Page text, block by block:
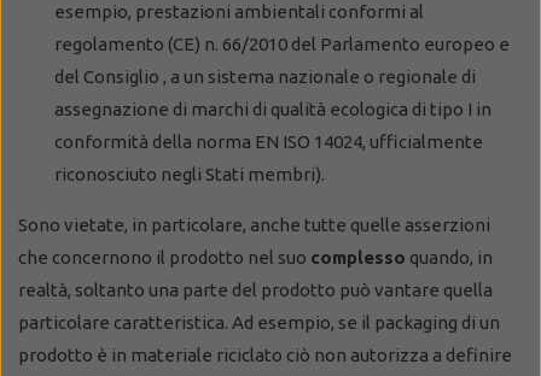
esempio, prestazioni ambientali conformi al
regolamento (CE) n. 66/2010 del Parlamento europeo e
del Consiglio , a un sistema nazionale o regionale di
assegnazione di marchi di qualità ecologica di tipo I in
conformità della norma EN ISO 14024, ufficialmente
riconosciuto negli Stati membri).
Sono vietate, in particolare, anche tutte quelle asserzioni
che concernono il prodotto nel suo complesso quando, in
realtà, soltanto una parte del prodotto può vantare quella
particolare caratteristica. Ad esempio, se il packaging di un
prodotto è in materiale riciclato ciò non autorizza a definire